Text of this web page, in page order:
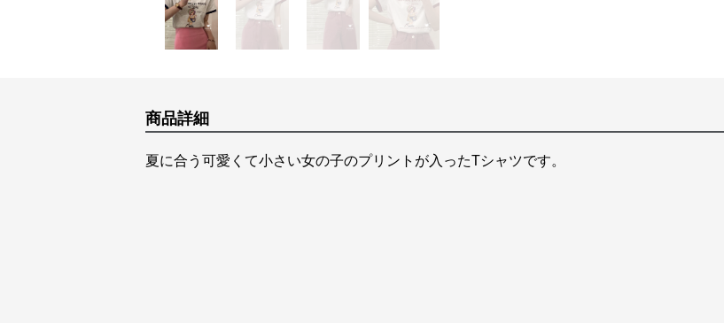
商品詳細
夏に合う可愛くて小さい女の子のプリントが入ったTシャツです。